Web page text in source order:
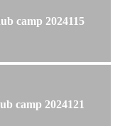
camp 2024115
camp 2024121